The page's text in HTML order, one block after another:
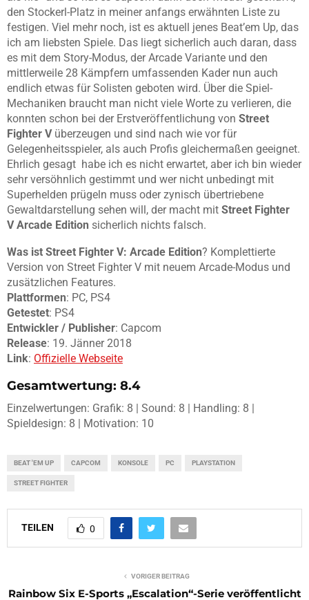
den Stockerl-Platz in meiner anfangs erwähnten Liste zu
festigen. Viel mehr noch, ist es aktuell jenes Beat’em Up, das
ich am liebsten Spiele. Das liegt sicherlich auch daran, dass
es mit dem Story-Modus, der Arcade Variante und den
mittlerweile 28 Kämpfern umfassenden Kader nun auch
endlich etwas für Solisten geboten wird. Über die Spiel-
Mechaniken braucht man nicht viele Worte zu verlieren, die
konnten schon bei der Erstveröffentlichung von Street
Fighter Vüberzeugen und sind nach wie vor für
Gelegenheitsspieler, als auch Profis gleichermaßen geeignet.
Ehrlich gesagt habe ich es nicht erwartet, aber ich bin wieder
sehr versöhnlich gestimmt und wer nicht unbedingt mit
Superhelden prügeln muss oder zynisch übertriebene
Gewaltdarstellung sehen will, der macht mit Street Fighter
V Arcade Edition sicherlich nichts falsch.
Was ist Street Fighter V: Arcade Edition? Komplettierte
Version von Street Fighter V mit neuem Arcade-Modus und
zusätzlichen Features.
Plattformen: PC, PS4
Getestet: PS4
Entwickler / Publisher: Capcom
Release: 19. Jänner 2018
Link: Offizielle Webseite
Gesamtwertung: 8.4
Einzelwertungen: Grafik: 8 | Sound: 8 | Handling: 8 |
Spieldesign: 8 | Motivation: 10
BEAT 'EM UP CAPCOM KONSOLE PC PLAYSTATION
STREET FIGHTER
TEILEN 0
VORIGER BEITRAG
Rainbow Six E-Sports „Escalation“-Serie veröffentlicht